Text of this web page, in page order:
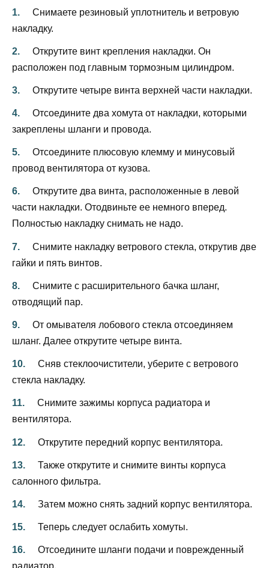
Снимаете резиновый уплотнитель и ветровую
накладку.
Открутите винт крепления накладки. Он
расположен под главным тормозным цилиндром.
Открутите четыре винта верхней части накладки.
Отсоедините два хомута от накладки, которыми
закреплены шланги и провода.
Отсоедините плюсовую клемму и минусовый
провод вентилятора от кузова.
Открутите два винта, расположенные в левой
части накладки. Отодвиньте ее немного вперед.
Полностью накладку снимать не надо.
Снимите накладку ветрового стекла, открутив две
гайки и пять винтов.
Снимите с расширительного бачка шланг,
отводящий пар.
От омывателя лобового стекла отсоединяем
шланг. Далее открутите четыре винта.
Сняв стеклоочистители, уберите с ветрового
стекла накладку.
Снимите зажимы корпуса радиатора и
вентилятора.
Открутите передний корпус вентилятора.
Также открутите и снимите винты корпуса
салонного фильтра.
Затем можно снять задний корпус вентилятора.
Теперь следует ослабить хомуты.
Отсоедините шланги подачи и поврежденный